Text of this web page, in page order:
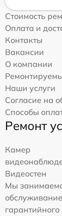
Стоимость
Оплата и
Контакты
Вакансии
О компании
Наши услуги
Согласие на
Способы
Ремонт
Камер
Видеостен
Мы